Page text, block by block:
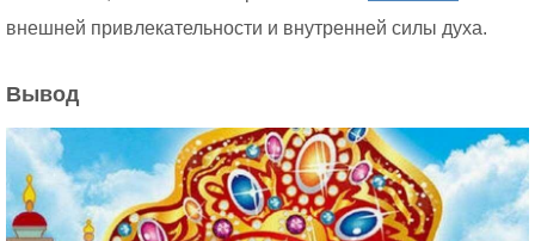
внешней привлекательности и внутренней силы духа.
Вывод